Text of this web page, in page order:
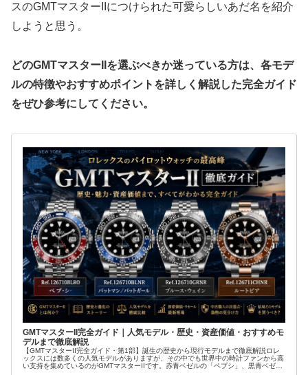
スのGMTマスターIIにつけられた可愛らしいあだ名を紹介
しようと思う。
どのGMTマスターIIを選ぶべきか迷っている方は、各モデ
ルの特徴やおすすめポイントを詳しく解説した完全ガイド
をぜひ参考にしてください。
GMTマスターII完全ガイド｜人気モデル・歴史・資産価値・おすすめモ
デルまで徹底解説
【GMTマスターII完全ガイド・第1部】誕生の歴史から現行モデルまで徹底解説ロレ
ックスには数多くの人気モデルがありますが、その中でも世界中の時計ファンから高
い支持を集めているのがGMTマスターIIです。赤青ベゼルの「ペプシ」、黒青ベゼル